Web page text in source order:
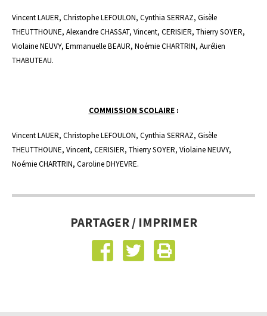
Vincent LAUER, Christophe LEFOULON, Cynthia SERRAZ, Gisèle
THEUTTHOUNE, Alexandre CHASSAT, Vincent, CERISIER, Thierry SOYER,
Violaine NEUVY, Emmanuelle BEAUR, Noémie CHARTRIN, Aurélien
THABUTEAU.
COMMISSION SCOLAIRE:
Vincent LAUER, Christophe LEFOULON, Cynthia SERRAZ, Gisèle
THEUTTHOUNE, Vincent, CERISIER, Thierry SOYER, Violaine NEUVY,
Noémie CHARTRIN, Caroline DHYEVRE.
PARTAGER / IMPRIMER